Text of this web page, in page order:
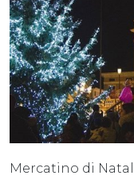
Mercatino di